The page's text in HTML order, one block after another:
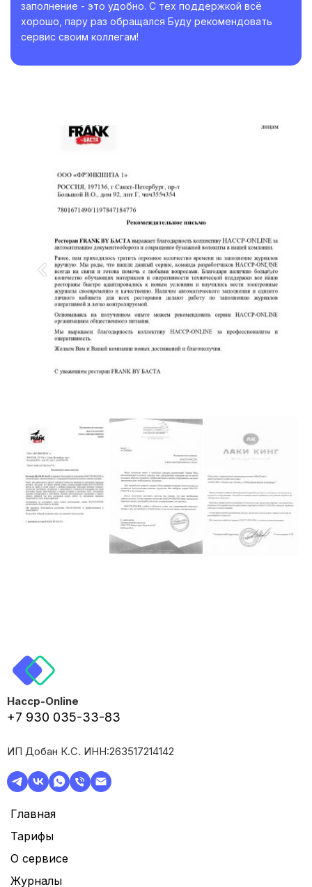
заполнение - это удобно. С тех поддержкой всё
хорошо, пару раз обращался Буду рекомендовать
сервис своим коллегам!
Haccp-Online
+7 930 035-33-83
ИП Добан К.С. ИНН:263517214142
Главная
Тарифы
О сервисе
Журналы